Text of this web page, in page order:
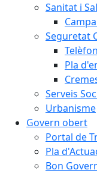
Sanitat i
Seguretat
Pla
Serveis
Urbanisme
Govern obert
Portal de
Pla
Bon